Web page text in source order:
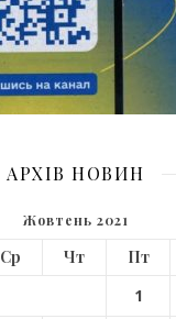
АРХІВ НОВИН
Жовтень 2021
Ср Чт Пт
1